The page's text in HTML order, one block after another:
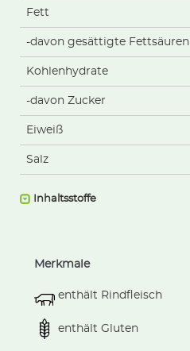
Fett
-davon gesättigte Fettsäuren
Kohlenhydrate
-davon Zucker
Eiweiß
Salz
Inhaltsstoffe
Merkmale
enthält Rindfleisch
enthält Gluten